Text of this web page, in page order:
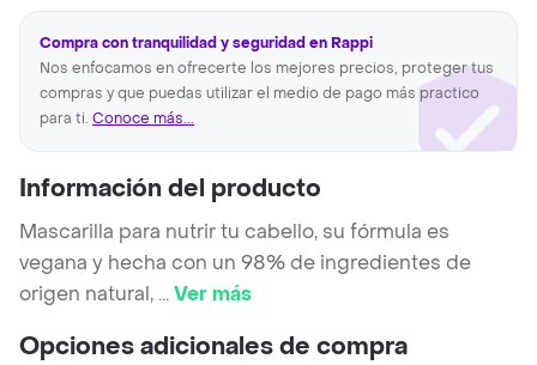
Compra con tranquilidad y seguridad en Rappi
Nos enfocamos en ofrecerte los mejores precios, proteger tus
compras y que puedas utilizar el medio de pago más practico
para ti. Conoce más...
Información del producto
Mascarilla para nutrir tu cabello, su fórmula es
vegana y hecha con un 98% de ingredientes de
origen natural, ...Ver más
Opciones adicionales de compra